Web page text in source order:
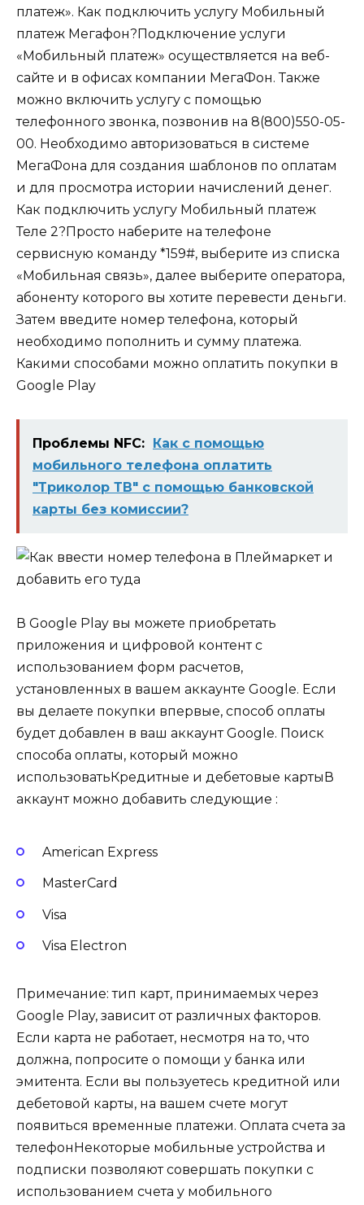
платеж». Как подключить услугу Мобильный
платеж Мегафон?Подключение услуги
«Мобильный платеж» осуществляется на веб-
сайте и в офисах компании МегаФон. Также
можно включить услугу с помощью
телефонного звонка, позвонив на 8(800)550-05-
00. Необходимо авторизоваться в системе
МегаФона для создания шаблонов по оплатам
и для просмотра истории начислений денег.
Как подключить услугу Мобильный платеж
Теле 2?Просто наберите на телефоне
сервисную команду *159#, выберите из списка
«Мобильная связь», далее выберите оператора,
абоненту которого вы хотите перевести деньги.
Затем введите номер телефона, который
необходимо пополнить и сумму платежа.
Какими способами можно оплатить покупки в
Google Play
Проблемы NFC: Как с помощью
мобильного телефона оплатить
"Триколор ТВ" с помощью банковской
карты без комиссии?
В Google Play вы можете приобретать
приложения и цифровой контент с
использованием форм расчетов,
установленных в вашем аккаунте Google. Если
вы делаете покупки впервые, способ оплаты
будет добавлен в ваш аккаунт Google. Поиск
способа оплаты, который можно
использоватьКредитные и дебетовые картыВ
аккаунт можно добавить следующие :
American Express
MasterCard
Visa
Visa Electron
Примечание: тип карт, принимаемых через
Google Play, зависит от различных факторов.
Если карта не работает, несмотря на то, что
должна, попросите о помощи у банка или
эмитента. Если вы пользуетесь кредитной или
дебетовой карты, на вашем счете могут
появиться временные платежи. Оплата счета за
телефонНекоторые мобильные устройства и
подписки позволяют совершать покупки с
использованием счета у мобильного